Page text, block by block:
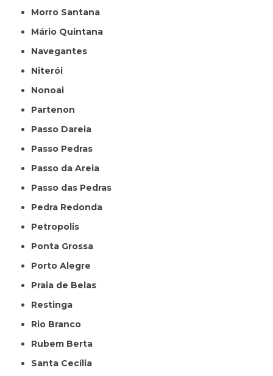
Morro Santana
Mário Quintana
Navegantes
Niterói
Nonoai
Partenon
Passo Dareia
Passo Pedras
Passo da Areia
Passo das Pedras
Pedra Redonda
Petropolis
Ponta Grossa
Porto Alegre
Praia de Belas
Restinga
Rio Branco
Rubem Berta
Santa Cecília